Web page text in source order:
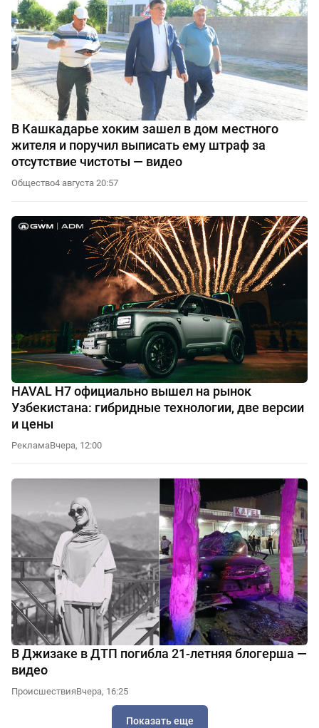
В Кашкадарье хоким зашел в дом местного
жителя и поручил выписать ему штраф за
отсутствие чистоты — видео
Общество4 августа 20:57
HAVAL H7 официально вышел на рынок
Узбекистана: гибридные технологии, две версии
и цены
РекламаВчера, 12:00
В Джизаке в ДТП погибла 21-летняя блогерша —
видео
ПроисшествияВчера, 16:25
Показать еще